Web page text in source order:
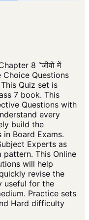
8 “जीवो में
Choice Questions
Quiz set is
7 book. This
Questions with
every
build the
Board Exams.
Experts as
This Online
will help
revise the
useful for the
Practice sets
Hard difficulty